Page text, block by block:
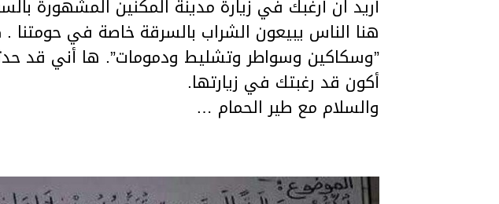
أريد ان أرغبك في زيارة مدينة المكنين المشهورة
هنا الناس يبيعون الشراب بالسرقة خاصة في حومتنا
”وسكاكين وسواطر وتشليط ودمومات”. ها أني قد
أكون قد رغبتك في زيارتها.
والسلام مع طير الحمام …